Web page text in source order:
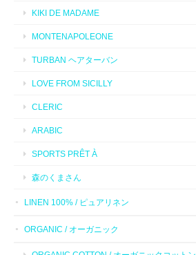
KIKI DE MADAME
MONTENAPOLEONE
TURBAN ヘアターバン
LOVE FROM SICILLY
CLERIC
ARABIC
SPORTS PRÊT À
森のくまさん
LINEN 100% / ピュアリネン
ORGANIC / オーガニック